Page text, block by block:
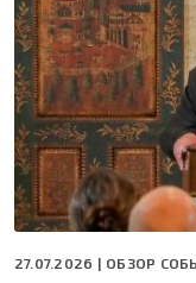
27.07.2026 | ОБЗОР